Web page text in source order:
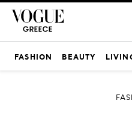
FASHION BEAUTY